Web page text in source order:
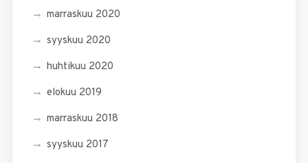
marraskuu 2020
syyskuu 2020
huhtikuu 2020
elokuu 2019
marraskuu 2018
syyskuu 2017